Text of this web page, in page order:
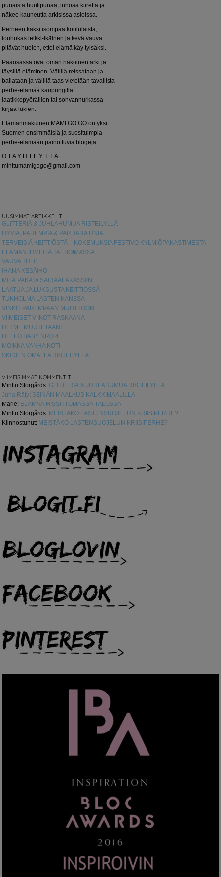
punaista huulipunaa, inhoaa kiirettä ja
näkee kauneutta arkisissa asioissa.
Perheen kaksi isompaa koululaista,
touhukas leikki-ikäinen ja kevätvauva
pitävät huolen, ettei elämä käy tylsäksi.
Pääosassa ovat oman näköinen arki ja
täysillä eläminen. Välillä reissataan ja
bailataan ja välillä taas vietetään tavallista
perhe-elämää kaupungilla
laatikkopyöräillen tai sohvannurkassa
kirjaa lukien.
Elämänmakuinen MAMI GO GO on yksi
Suomen ensimmäisiä ja suosituimpia
perhe-elämään painottuvia blogeja.
O T A Y H T E Y T T Ä :
minttumamigogo@gmail.com
UUSIMMAT ARTIKKELIT
GLITTERIÄ & JUHLAHUMUA RISTEILYLLÄ
HYVIÄ, PAREMPIA & PARHAITA UNIA
TERVEISIÄ KEITTIÖSTÄ – KOKEMUKSIA FESTIVO KYLMIÖPAKASTIMESTA
ELÄMÄN IHMEITÄ TALTIOIMASSA
VAUVA TULI!
IHANA KESÄIHO
MITÄ PAKATA SAIRAALAKASSIIN
LAATUA JA LUKSUSTA KEITTIÖSSÄ
TUKHOLMA LASTEN KANSSA
VINKIT PAREMPAAN MUUTTOON
VIIMEISET VIIKOT RASKAANA
HEI ME MUUTETAAN!
HELLO BABY NRO 4
MOIKKA VANHA KOTI
SKIDIEN OMALLA RISTEILYLLÄ
VIIMEISIMMÄT KOMMENTIT
Minttu Storgårds: GLITTERIÄ & JUHLAHUMUA RISTEILYLLÄ
Juha Räty: SEINÄN MAALAUS KALKKIMAALILLA
Marie: ELÄMÄÄ HISSITTÖMÄSSÄ TALOSSA
Minttu Storgårds: MEISTÄKÖ LASTENSUOJELUN KRIISIPERHE?
Kiinnostunut: MEISTÄKÖ LASTENSUOJELUN KRIISIPERHE?